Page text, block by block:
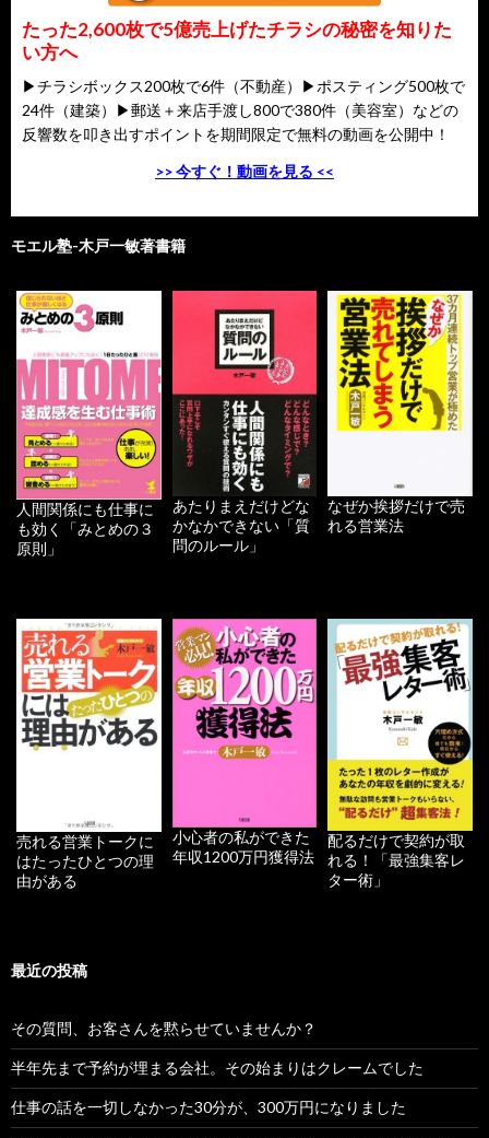
たった2,600枚で5億売上げたチラシの秘密を知りた
い方へ
▶チラシボックス200枚で6件（不動産）▶ポスティング500枚で
24件（建築）▶郵送＋来店手渡し800で380件（美容室）などの
反響数を叩き出すポイントを期間限定で無料の動画を公開中！
>> 今すぐ！動画を見る <<
モエル塾-木戸一敏著書籍
人間関係にも仕事に
も効く「みとめの３
原則」
あたりまえだけどな
かなかできない「質
問のルール」
なぜか挨拶だけで売
れる営業法
売れる営業トークに
はたったひとつの理
由がある
小心者の私ができた
年収1200万円獲得法
配るだけで契約が取
れる！「最強集客レ
ター術」
最近の投稿
その質問、お客さんを黙らせていませんか？
半年先まで予約が埋まる会社。その始まりはクレームでした
仕事の話を一切しなかった30分が、300万円になりました